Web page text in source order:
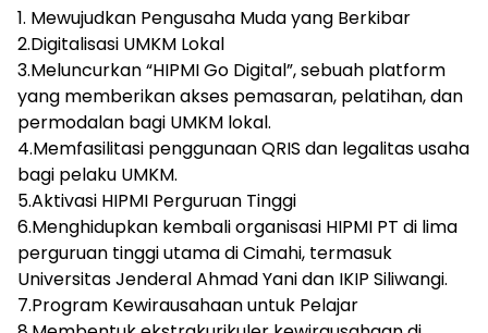
1. Mewujudkan Pengusaha Muda yang Berkibar
2.Digitalisasi UMKM Lokal
3.Meluncurkan “HIPMI Go Digital”, sebuah platform
yang memberikan akses pemasaran, pelatihan, dan
permodalan bagi UMKM lokal.
4.Memfasilitasi penggunaan QRIS dan legalitas usaha
bagi pelaku UMKM.
5.Aktivasi HIPMI Perguruan Tinggi
6.Menghidupkan kembali organisasi HIPMI PT di lima
perguruan tinggi utama di Cimahi, termasuk
Universitas Jenderal Ahmad Yani dan IKIP Siliwangi.
7.Program Kewirausahaan untuk Pelajar